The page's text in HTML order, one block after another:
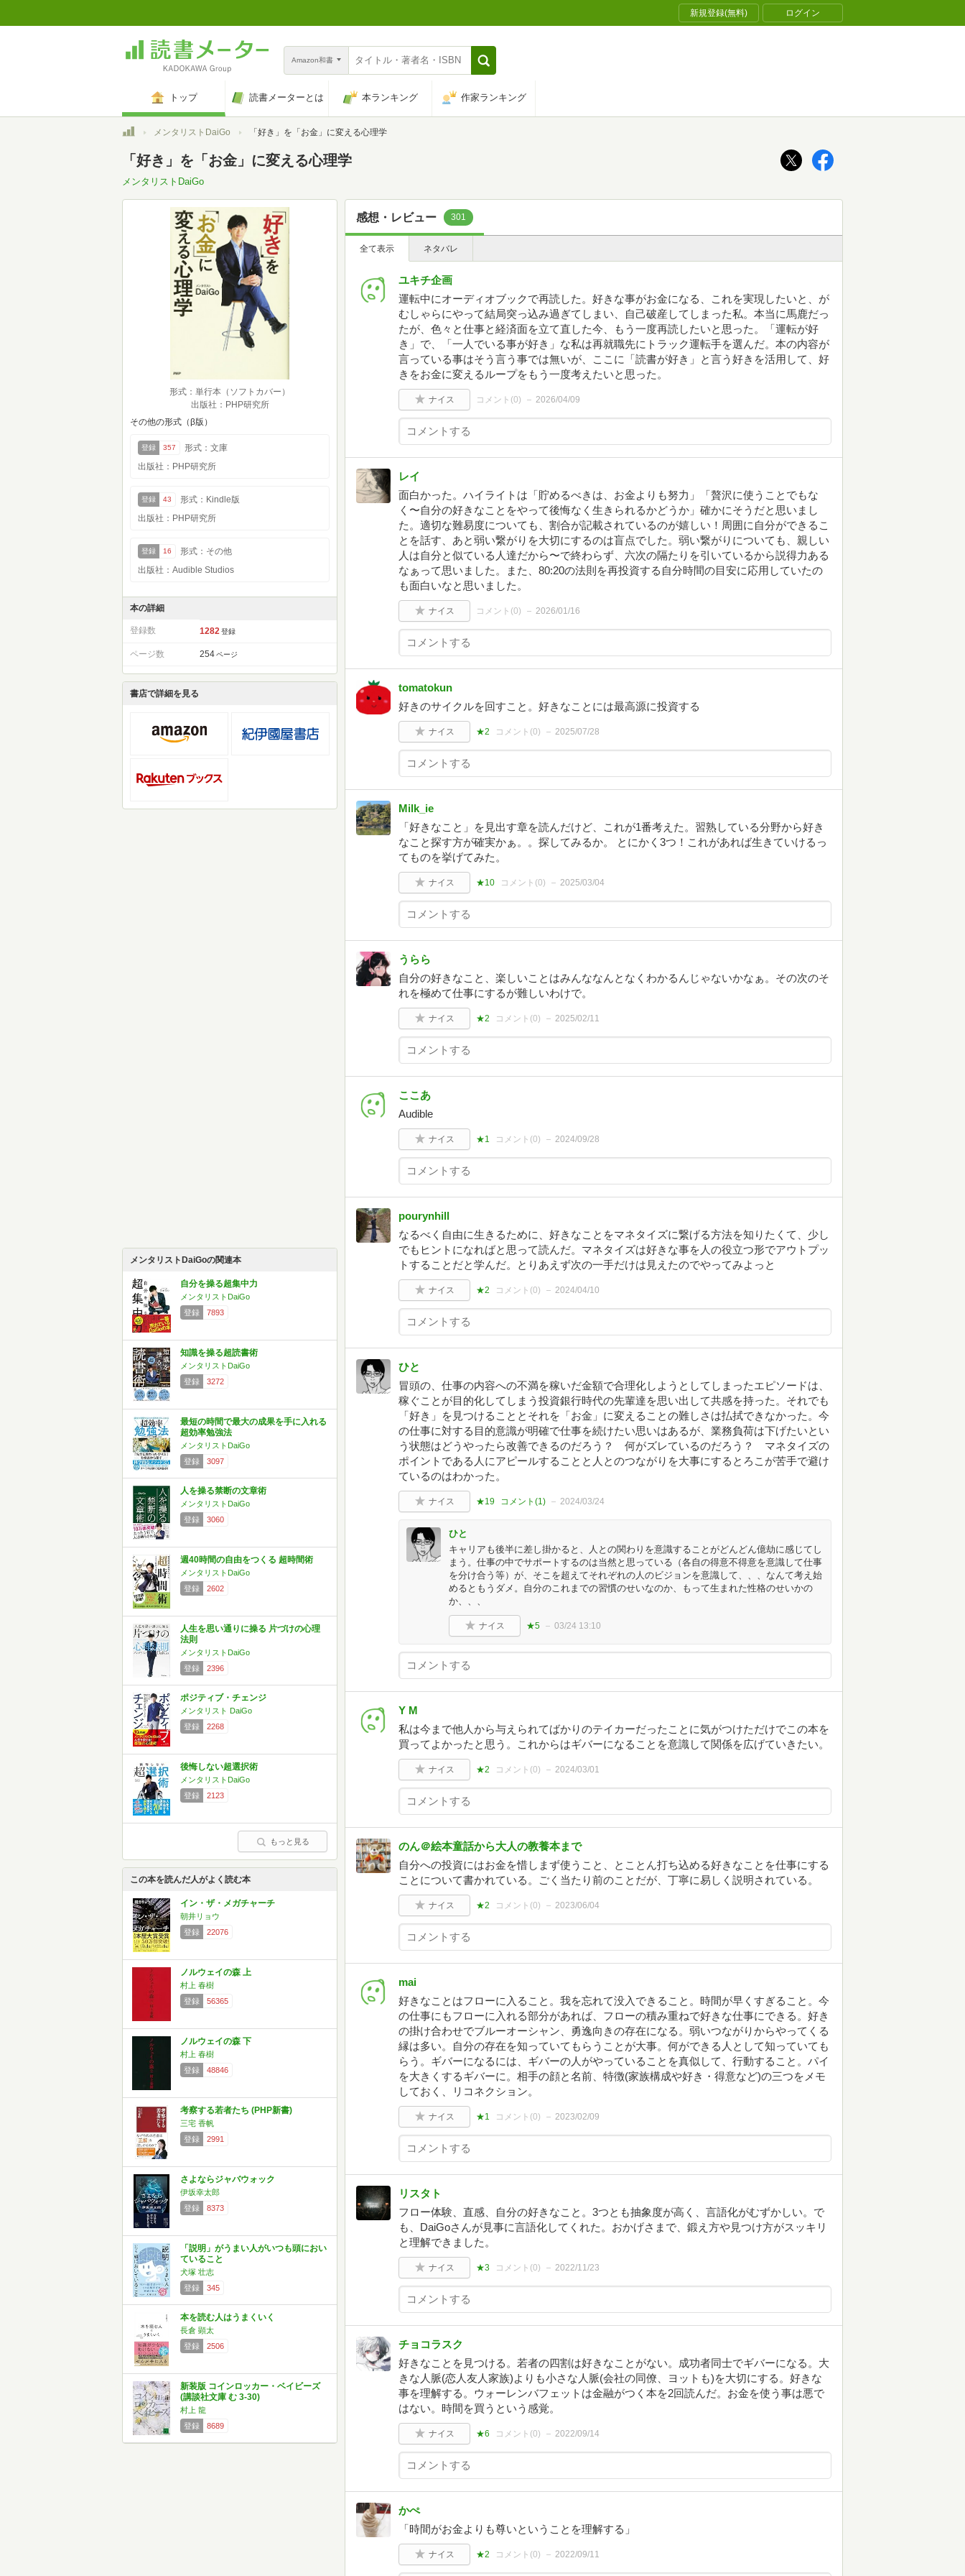
新規登録(無料) ログイン
Amazon和書
トップ 読書メーターとは 本ランキング 作家ランキング
トップメンタリストDaiGo 「好き」を「お金」に変える心理学
「好き」を「お金」に変える心理学
メンタリストDaiGo
形式：単行本（ソフトカバー）
出版社：PHP研究所
その他の形式（β版）
登録 357
形式：文庫
出版社：PHP研究所
登録 43
形式：Kindle版
出版社：PHP研究所
登録 16
形式：その他
出版社：Audible Studios
本の詳細
登録数 1282 登録
ページ数 254 ページ
書店で詳細を見る
メンタリストDaiGoの関連本
自分を操る超集中力
メンタリストDaiGo
登録
7893
知識を操る超読書術
メンタリストDaiGo
登録
3272
最短の時間で最大の成果を手に入れる
超効率勉強法
メンタリストDaiGo
登録
3097
人を操る禁断の文章術
メンタリストDaiGo
登録
3060
週40時間の自由をつくる 超時間術
メンタリストDaiGo
登録
2602
人生を思い通りに操る 片づけの心理
法則
メンタリストDaiGo
登録
2396
ポジティブ・チェンジ
メンタリスト DaiGo
登録
2268
後悔しない超選択術
メンタリストDaiGo
登録
2123
もっと見る
この本を読んだ人がよく読む本
イン・ザ・メガチャーチ
朝井リョウ
登録
22076
ノルウェイの森 上
村上 春樹
登録
56365
ノルウェイの森 下
村上 春樹
登録
48846
考察する若者たち (PHP新書)
三宅 香帆
登録
2991
さよならジャバウォック
伊坂幸太郎
登録
8373
「説明」がうまい人がいつも頭におい
ていること
犬塚 壮志
登録
345
本を読む人はうまくいく
長倉 顕太
登録
2506
新装版 コインロッカー・ベイビーズ
(講談社文庫 む 3-30)
村上 龍
登録
8689
感想・レビュー 301
全て表示 ネタバレ
ユキチ企画
運転中にオーディオブックで再読した。好きな事がお金になる、これを実現したいと、が
むしゃらにやって結局突っ込み過ぎてしまい、自己破産してしまった私。本当に馬鹿だっ
たが、色々と仕事と経済面を立て直した今、もう一度再読したいと思った。「運転が好
き」で、「一人でいる事が好き」な私は再就職先にトラック運転手を選んだ。本の内容が
言っている事はそう言う事では無いが、ここに「読書が好き」と言う好きを活用して、好
きをお金に変えるループをもう一度考えたいと思った。
ナイス コメント(0) 2026/04/09
レイ
面白かった。ハイライトは「貯めるべきは、お金よりも努力」「贅沢に使うことでもな
く〜自分の好きなことをやって後悔なく生きられるかどうか」確かにそうだと思いまし
た。適切な難易度についても、割合が記載されているのが嬉しい！周囲に自分ができるこ
とを話す、あと弱い繋がりを大切にするのは盲点でした。弱い繋がりについても、親しい
人は自分と似ている人達だから〜で終わらず、六次の隔たりを引いているから説得力ある
なぁって思いました。また、80:20の法則を再投資する自分時間の目安に応用していたの
も面白いなと思いました。
ナイス コメント(0) 2026/01/16
tomatokun
好きのサイクルを回すこと。好きなことには最高源に投資する
ナイス ★2 コメント(0) 2025/07/28
Milk_ie
「好きなこと」を見出す章を読んだけど、これが1番考えた。習熟している分野から好き
なこと探す方が確実かぁ。。探してみるか。 とにかく3つ！これがあれば生きていけるっ
てものを挙げてみた。
ナイス ★10 コメント(0) 2025/03/04
うらら
自分の好きなこと、楽しいことはみんななんとなくわかるんじゃないかなぁ。その次のそ
れを極めて仕事にするが難しいわけで。
ナイス ★2 コメント(0) 2025/02/11
ここあ
Audible
ナイス ★1 コメント(0) 2024/09/28
pourynhill
なるべく自由に生きるために、好きなことをマネタイズに繋げる方法を知りたくて、少し
でもヒントになればと思って読んだ。マネタイズは好きな事を人の役立つ形でアウトプッ
トすることだと学んだ。とりあえず次の一手だけは見えたのでやってみよっと
ナイス ★2 コメント(0) 2024/04/10
ひと
冒頭の、仕事の内容への不満を稼いだ金額で合理化しようとしてしまったエピソードは、
稼ぐことが目的化してしまう投資銀行時代の先輩達を思い出して共感を持った。それでも
「好き」を見つけることとそれを「お金」に変えることの難しさは払拭できなかった。今
の仕事に対する目的意識が明確で仕事を続けたい思いはあるが、業務負荷は下げたいとい
う状態はどうやったら改善できるのだろう？ 何がズレているのだろう？ マネタイズの
ポイントである人にアピールすることと人とのつながりを大事にするとろこが苦手で避け
ているのはわかった。
ナイス ★19 コメント(1) 2024/03/24
ひと
キャリアも後半に差し掛かると、人との関わりを意識することがどんどん億劫に感じてし
まう。仕事の中でサポートするのは当然と思っている（各自の得意不得意を意識して仕事
を分け合う等）が、そこを超えてそれぞれの人のビジョンを意識して、、、なんて考え始
めるともうダメ。自分のこれまでの習慣のせいなのか、もって生まれた性格のせいかの
か、、、
ナイス ★5 03/24 13:10
Y M
私は今まで他人から与えられてばかりのテイカーだったことに気がつけただけでこの本を
買ってよかったと思う。これからはギバーになることを意識して関係を広げていきたい。
ナイス ★2 コメント(0) 2024/03/01
のん＠絵本童話から大人の教養本まで
自分への投資にはお金を惜しまず使うこと、とことん打ち込める好きなことを仕事にする
ことについて書かれている。ごく当たり前のことだが、丁寧に易しく説明されている。
ナイス ★2 コメント(0) 2023/06/04
mai
好きなことはフローに入ること。我を忘れて没入できること。時間が早くすぎること。今
の仕事にもフローに入れる部分があれば、フローの積み重ねで好きな仕事にできる。好き
の掛け合わせでブルーオーシャン、勇逸向きの存在になる。弱いつながりからやってくる
縁は多い。自分の存在を知っていてもらうことが大事。何ができる人として知っていても
らう。ギバーになるには、ギバーの人がやっていることを真似して、行動すること。パイ
を大きくするギバーに。相手の顔と名前、特徴(家族構成や好き・得意など)の三つをメモ
しておく、リコネクション。
ナイス ★1 コメント(0) 2023/02/09
リスタト
フロー体験、直感、自分の好きなこと。3つとも抽象度が高く、言語化がむずかしい。で
も、DaiGoさんが見事に言語化してくれた。おかげさまで、鍛え方や見つけ方がスッキリ
と理解できました。
ナイス ★3 コメント(0) 2022/11/23
チョコラスク
好きなことを見つける。若者の四割は好きなことがない。成功者同士でギバーになる。大
きな人脈(恋人友人家族)よりも小さな人脈(会社の同僚、ヨットも)を大切にする。好きな
事を理解する。ウォーレンバフェットは金融がつく本を2回読んだ。お金を使う事は悪で
はない。時間を買うという感覚。
ナイス ★6 コメント(0) 2022/09/14
かぺ
「時間がお金よりも尊いということを理解する」
ナイス ★2 コメント(0) 2022/09/11